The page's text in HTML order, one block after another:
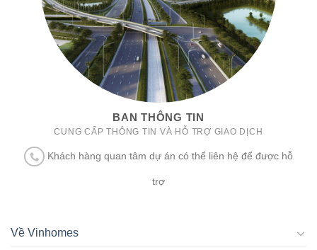
BAN THÔNG TIN
CUNG CẤP THÔNG TIN VÀ HỖ TRỢ GIAO DỊCH
Khách hàng quan tâm dự án có thể liên hệ để được hỗ
trợ
Về Vinhomes